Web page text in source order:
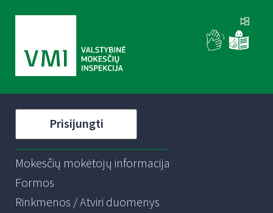
Prisijungti
Mokesčių mokėtojų informacija
Formos
Rinkmenos / Atviri duomenys